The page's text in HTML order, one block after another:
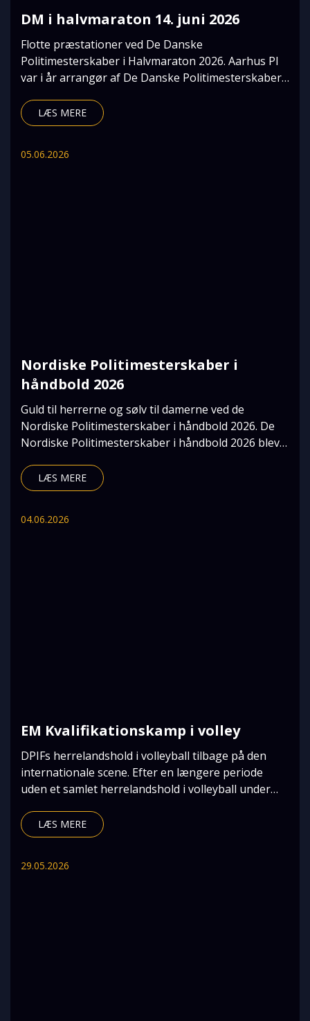
DM i halvmaraton 14. juni 2026
Flotte præstationer ved De Danske
Politimesterskaber i Halvmaraton 2026. Aarhus PI
var i år arrangør af De Danske Politimesterskaber i
LÆS MERE
05.06.2026
Nordiske Politimesterskaber i
håndbold 2026
Guld til herrerne og sølv til damerne ved de
Nordiske Politimesterskaber i håndbold 2026. De
Nordiske Politimesterskaber i håndbold 2026 blev
LÆS MERE
04.06.2026
EM Kvalifikationskamp i volley
DPIFs herrelandshold i volleyball tilbage på den
internationale scene. Efter en længere periode
uden et samlet herrelandshold i volleyball under
LÆS MERE
29.05.2026